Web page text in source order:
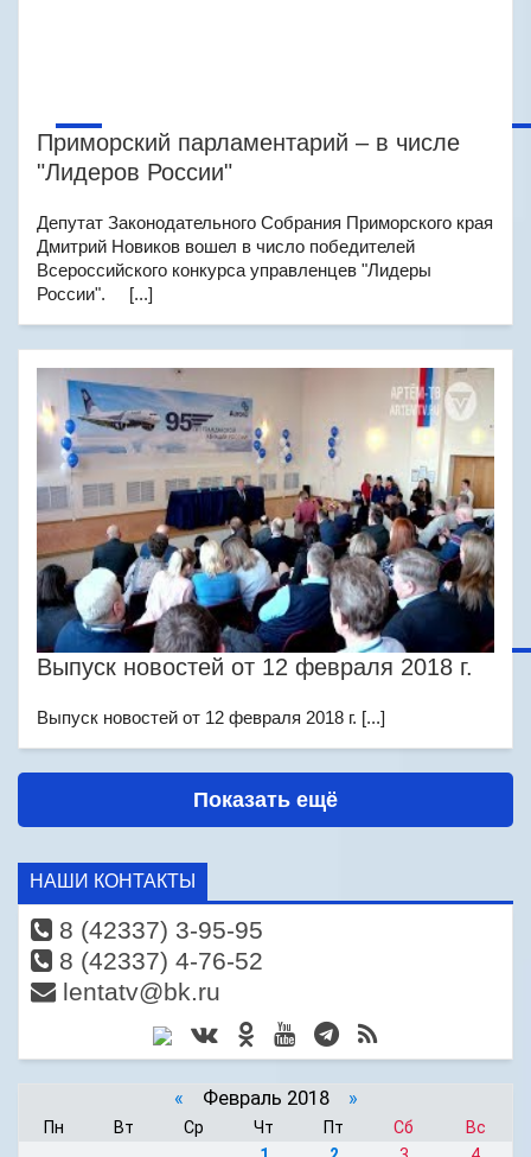
Приморский парламентарий – в числе
"Лидеров России"
Депутат Законодательного Собрания Приморского края
Дмитрий Новиков вошел в число победителей
Всероссийского конкурса управленцев "Лидеры
России". [...]
Выпуск новостей от 12 февраля 2018 г.
Выпуск новостей от 12 февраля 2018 г. [...]
Показать ещё
НАШИ КОНТАКТЫ
8 (42337) 3-95-95
8 (42337) 4-76-52
lentatv@bk.ru
« Февраль 2018 »
Пн Вт Ср Чт Пт Сб
Вс